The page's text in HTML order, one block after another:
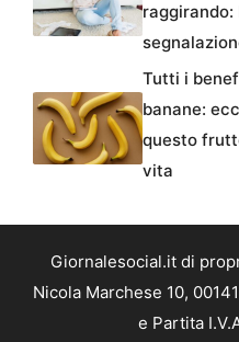
raggirando:
Tutti i
banane:
questo
vita
Giornalesocial.it di
Nicola Marchese 10,
e Partita